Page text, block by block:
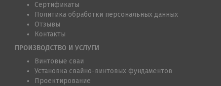
Сертификаты
Политика обработки персональных данных
Отзывы
Контакты
ПРОИЗВОДСТВО И УСЛУГИ
Винтовые сваи
Установка свайно-винтовых фундаментов
Проектирование